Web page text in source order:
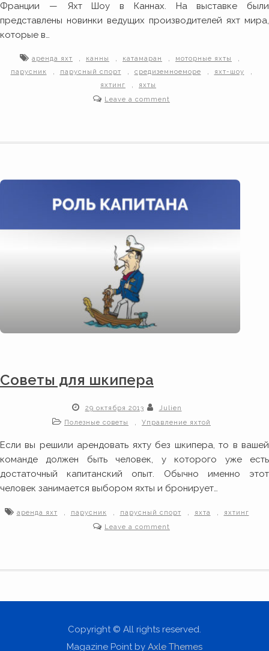
Франции — Яхт Шоу в Каннах. На выставке были
представлены новинки ведущих производителей яхт мира,
которые в…
аренда яхт , канны , катамаран , моторные яхты ,
парусник , парусный спорт , средиземноеморе , яхт-шоу ,
яхтинг ,
яхты
Leave a comment
Советы для шкипера
29 октября 2013
Julien
Полезные советы
, Управление яхтой
Если вы решили арендовать яхту без шкипера, то в вашей
команде должен быть человек, у которого уже есть
достаточный капитанский опыт. Обычно именно этот
человек занимается выбором яхты и бронирует…
аренда яхт , парусник , парусный спорт , яхта ,
яхтинг
Leave a comment
Copyright © All rights reserved.
Magazine Point by Axle Themes